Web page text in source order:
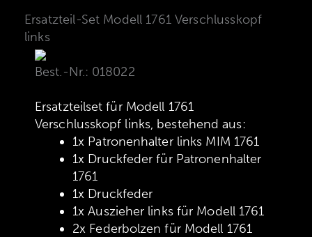
Ersatzteil-Set Modell 1761 Verschlusskopf
links
Best.-Nr.: 018022
Ersatzteilset für Modell 1761
Verschlusskopf links, bestehend aus:
1x Patronenhalter links MIM 1761
1x Druckfeder für Patronenhalter
1761
1x Druckfeder
1x Auszieher links für Modell 1761
2x Federbolzen für Modell 1761